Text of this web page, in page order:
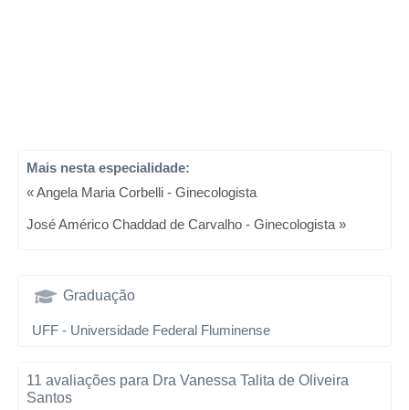
Mais nesta especialidade:
« Angela Maria Corbelli - Ginecologista
José Américo Chaddad de Carvalho - Ginecologista »
Graduação
UFF - Universidade Federal Fluminense
11 avaliações para Dra Vanessa Talita de Oliveira
Santos